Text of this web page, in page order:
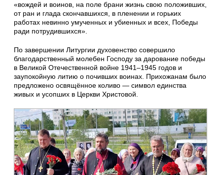
«вождей и воинов, на поле брани жизнь свою положивших,
от ран и глада скончавшихся, в пленении и горьких
работах невинно умученных и убиенных и всех, Победы
ради потрудившихся».
По завершении Литургии духовенство совершило
благодарственный молебен Господу за дарование победы
в Великой Отечественной войне 1941–1945 годов и
заупокойную литию о почивших воинах. Прихожанам было
предложено освящённое коливо — символ единства
живых и усопших в Церкви Христовой.